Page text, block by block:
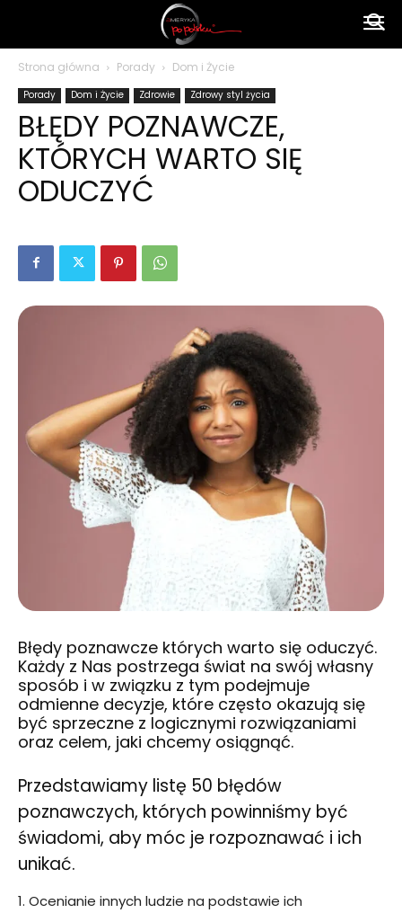
polsku
Strona główna Porady Dom i Życie
Porady Dom i Życie Zdrowie Zdrowy styl życia
BŁĘDY POZNAWCZE,
KTÓRYCH WARTO SIĘ
ODUCZYĆ
Błędy poznawcze których warto się oduczyć.
Każdy z Nas postrzega świat na swój własny
sposób i w związku z tym podejmuje
odmienne decyzje, które często okazują się
być sprzeczne z logicznymi rozwiązaniami
oraz celem, jaki chcemy osiągnąć.
Przedstawiamy listę 50 błędów
poznawczych, których powinniśmy być
świadomi, aby móc je rozpoznawać i ich
unikać.
1. Ocenianie innych ludzie na podstawie ich